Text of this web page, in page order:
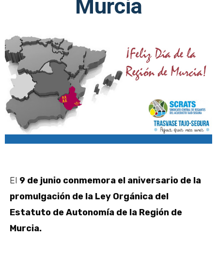
Murcia
El 9 de junio conmemora el aniversario de la
promulgación de la Ley Orgánica del
Estatuto de Autonomía de la Región de
Murcia.